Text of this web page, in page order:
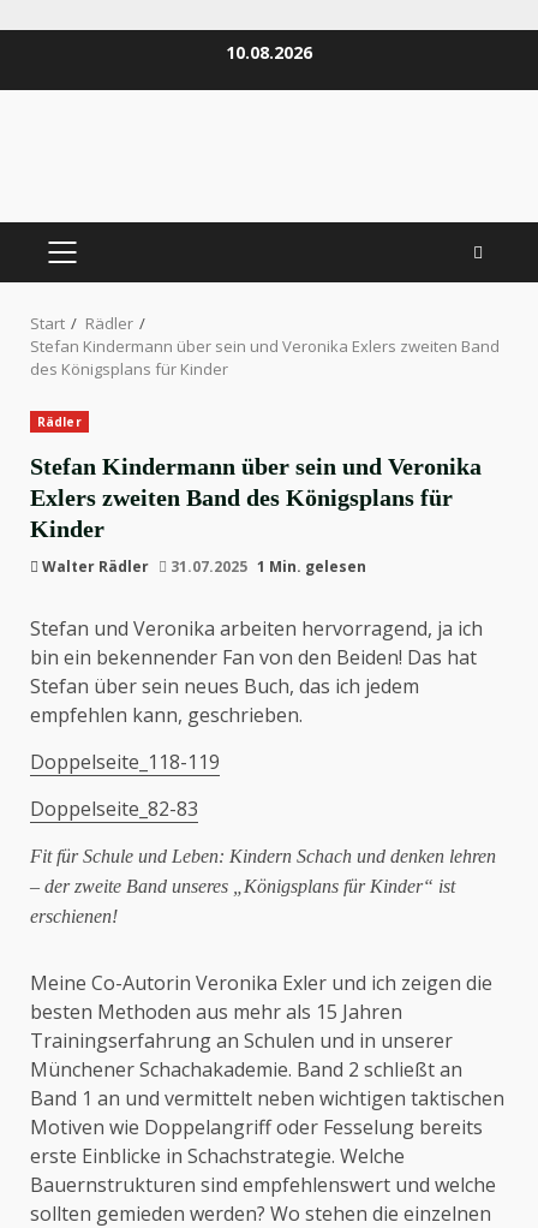
10.08.2026
PRIMÄRES
Start
Rädler
Stefan Kindermann über sein und Veronika Exlers zweiten Band
des Königsplans für Kinder
Rädler
Stefan Kindermann über sein und Veronika
Exlers zweiten Band des Königsplans für
Kinder
Walter Rädler 31.07.2025 1 Min. gelesen
Stefan und Veronika arbeiten hervorragend, ja ich
bin ein bekennender Fan von den Beiden! Das hat
Stefan über sein neues Buch, das ich jedem
empfehlen kann, geschrieben.
Doppelseite_118-119
Doppelseite_82-83
Fit für Schule und Leben: Kindern Schach und denken lehren
– der zweite Band unseres „Königsplans für Kinder“ ist
erschienen!
Meine Co-Autorin Veronika Exler und ich zeigen die
besten Methoden aus mehr als 15 Jahren
Trainingserfahrung an Schulen und in unserer
Münchener Schachakademie. Band 2 schließt an
Band 1 an und vermittelt neben wichtigen taktischen
Motiven wie Doppelangriff oder Fesselung bereits
erste Einblicke in Schachstrategie. Welche
Bauernstrukturen sind empfehlenswert und welche
sollten gemieden werden? Wo stehen die einzelnen